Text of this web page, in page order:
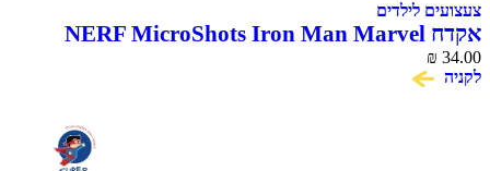
צעצועים לילדים
אקדח NERF MicroShots Iron Man Marvel
₪ 34.00
לקניה